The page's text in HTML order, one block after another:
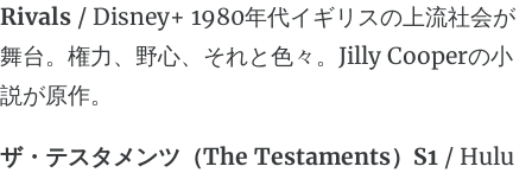
Rivals / Disney+ 1980年代イギリスの上流社会が
舞台。権力、野心、それと色々。Jilly Cooperの小
説が原作。
ザ・テスタメンツ（The Testaments）S1 / Hulu